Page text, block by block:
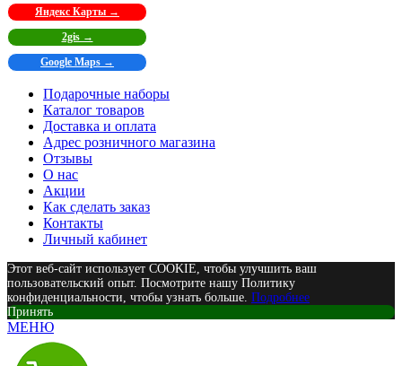
Яндекс Карты →
2gis →
Google Maps →
Подарочные наборы
Каталог товаров
Доставка и оплата
Адрес розничного магазина
Отзывы
О нас
Акции
Как сделать заказ
Контакты
Личный кабинет
Этот веб-сайт использует COOKIE, чтобы улучшить ваш
пользовательский опыт. Посмотрите нашу Политику
конфиденциальности, чтобы узнать больше. Подробнее
Принять
МЕНЮ